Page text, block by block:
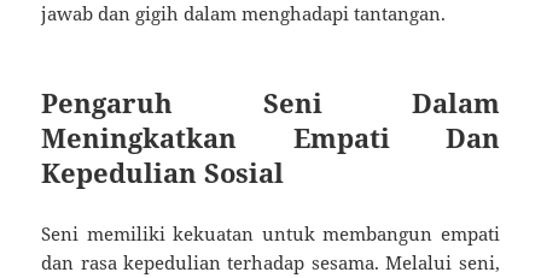
jawab dan gigih dalam menghadapi tantangan.
Pengaruh Seni Dalam
Meningkatkan Empati Dan
Kepedulian Sosial
Seni memiliki kekuatan untuk membangun empati
dan rasa kepedulian terhadap sesama. Melalui seni,